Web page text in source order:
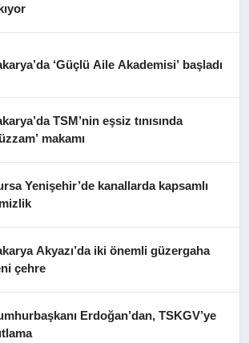
‘Güçlü Aile Akademisi’ başladı
TSM’nin eşsiz tınısında
makamı
Yenişehir’de kanallarda kapsamlı
Akyazı’da iki önemli güzergaha
çehre
Erdoğan’dan, TSKGV’ye